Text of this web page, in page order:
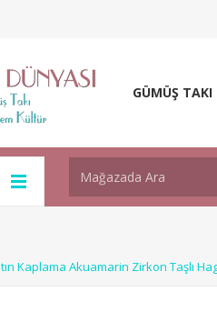
GÜMÜŞ
Kaplama Akuamarin Zirkon Taşlı